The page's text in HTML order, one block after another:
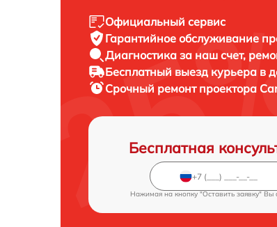
Официальный сервис
Гарантийное обслуживание
Диагностика за наш счет,
Бесплатный выезд курьера в
Срочный ремонт проектора
Бесплатная
Нажимая на кнопку "Оставить заявку" Вы